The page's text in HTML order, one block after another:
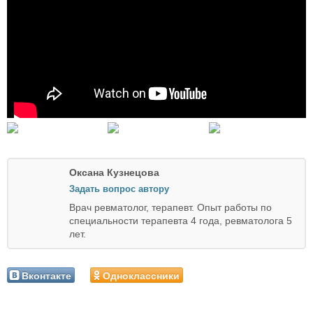
Оксана Кузнецова
Задать вопрос автору
Врач ревматолог, терапевт. Опыт работы по
специальности терапевта 4 года, ревматолога 5
лет.
Вконтакте Одноклассники